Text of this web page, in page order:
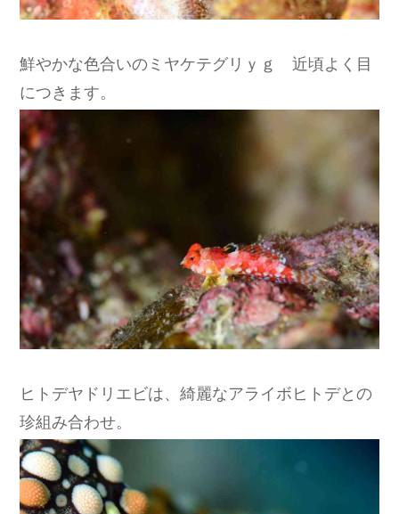
鮮やかな色合いのミヤケテグリｙｇ 近頃よく目
につきます。
ヒトデヤドリエビは、綺麗なアライボヒトデとの
珍組み合わせ。